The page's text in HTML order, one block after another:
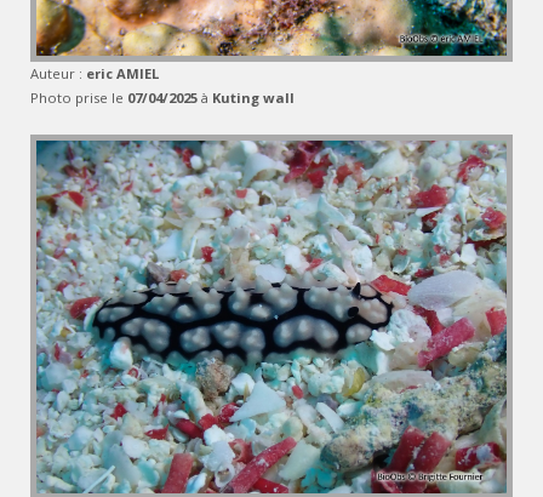
Auteur : eric AMIEL
Photo prise le 07/04/2025 à Kuting wall